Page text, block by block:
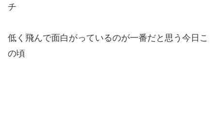
チ
低く飛んで面白がっているのが一番だと思う今日こ
の頃